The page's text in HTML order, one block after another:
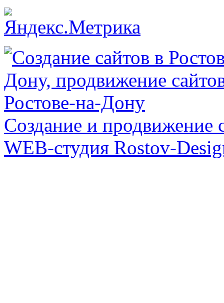
Создание и продвижение
WEB-студия Rostov-